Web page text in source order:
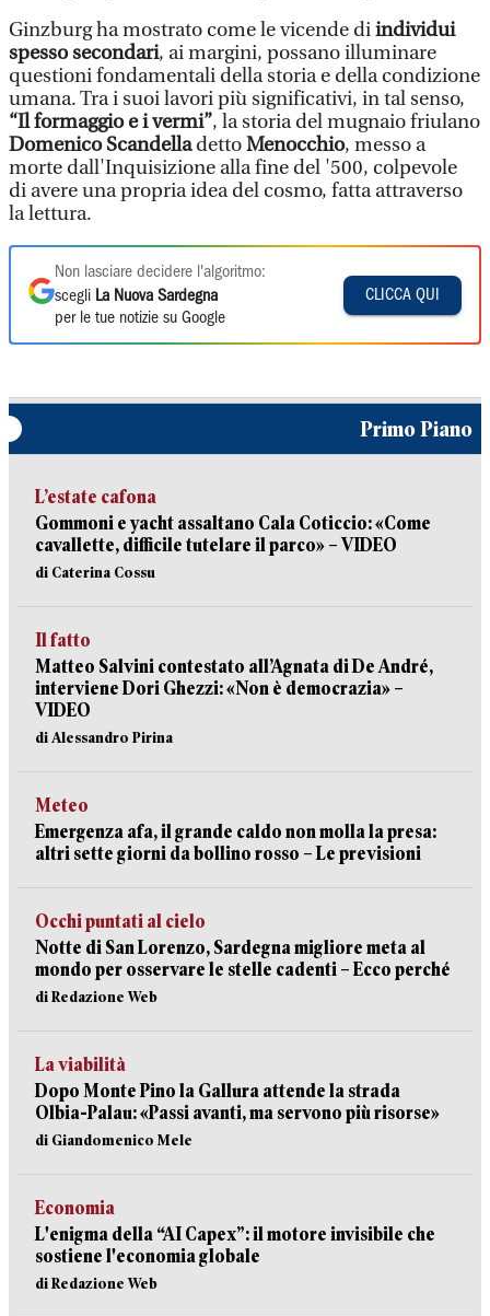
Ginzburg ha mostrato come le vicende diindividui
spesso secondari, ai margini, possano illuminare
questioni fondamentali della storia e della condizione
umana. Tra i suoi lavori più significativi, in tal senso,
“Il formaggio e i vermi”, la storia del mugnaio friulano
Domenico ScandelladettoMenocchio, messo a
morte dall'Inquisizione alla fine del '500, colpevole
di avere una propria idea del cosmo, fatta attraverso
la lettura.
Non lasciare decidere l'algoritmo:
scegli La Nuova Sardegna
per le tue notizie su Google
CLICCA QUI
Primo Piano
L’estate cafona
Gommoni e yacht assaltano Cala Coticcio: «Come
cavallette, difficile tutelare il parco» – VIDEO
di Caterina Cossu
Il fatto
Matteo Salvini contestato all’Agnata di De André,
interviene Dori Ghezzi: «Non è democrazia» –
VIDEO
di Alessandro Pirina
Meteo
Emergenza afa, il grande caldo non molla la presa:
altri sette giorni da bollino rosso – Le previsioni
Occhi puntati al cielo
Notte di San Lorenzo, Sardegna migliore meta al
mondo per osservare le stelle cadenti – Ecco perché
di Redazione Web
La viabilità
Dopo Monte Pino la Gallura attende la strada
Olbia-Palau: «Passi avanti, ma servono più risorse»
di Giandomenico Mele
Economia
L'enigma della “AI Capex”: il motore invisibile che
sostiene l'economia globale
di Redazione Web